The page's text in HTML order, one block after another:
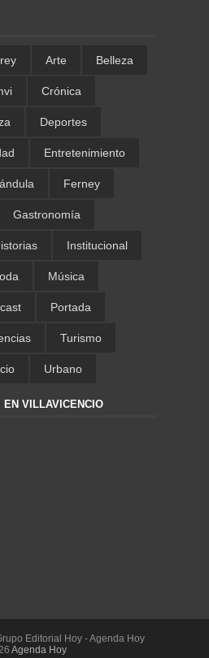
Arte Belleza
Crónica
Deportes
Entretenimiento
Ferney
Gastronomía
Institucional
Música
Portada
Turismo
Urbano
EN VILLAVICENCIO
Editorial Hoy - Agenda Hoy
Agenda Hoy